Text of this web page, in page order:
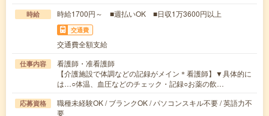
時給 時給1700円～ ■週払いOK ■日収1万3600円以上
交通費
交通費全額支給
仕事内容
看護師・准看護師
【介護施設で体調などの記録がメイン＊看護師】▼具体的に
は…○体温、血圧などのチェック・記録○お薬の飲…
応募資格
職種未経験OK / ブランクOK / パソコンスキル不要 / 英語力不
要